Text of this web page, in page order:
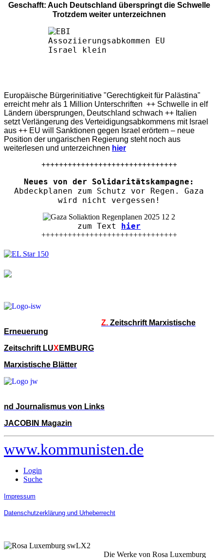
Geschafft: Auch Deutschland überspringt die Schwelle
Trotzdem weiter unterzeichnen
Europäische Bürgerinitiative "Gerechtigkeit für Palästina"
erreicht mehr als 1 Million Unterschriften ++ Schwelle in elf
Ländern übersprungen, Deutschland schwach ++ Italien
setzt Verlängerung des Verteidigungsabkommens mit Israel
aus ++ EU will Sanktionen gegen Israel erörtern – neue
Position der ungarischen Regierung steht noch aus
weiterlesen und unterzeichnen hier
+++++++++++++++++++++++++++++++
Neues von der Solidaritätskampagne:
Abdeckplanen zum Schutz vor Regen. Gaza
wird nicht vergessen!
zum Text hier
+++++++++++++++++++++++++++++++
Z. Zeitschrift Marxistische
Erneuerung
Zeitschrift LUX EMBURG
Marxistische Blätter
nd Journalismus von Links
JACOBIN Magazin
www.kommunisten.de
Login
Suche
Impressum
Datenschutzerklärung und Urheberrecht
Die Werke von Rosa Luxemburg